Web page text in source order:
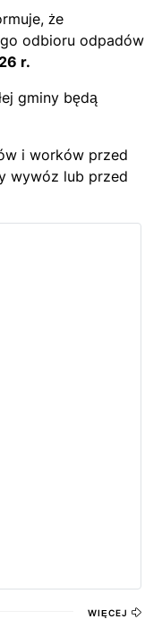
że
odbioru odpadów
r.
gminy będą
i worków przed
wywóz lub przed
WIĘCEJ